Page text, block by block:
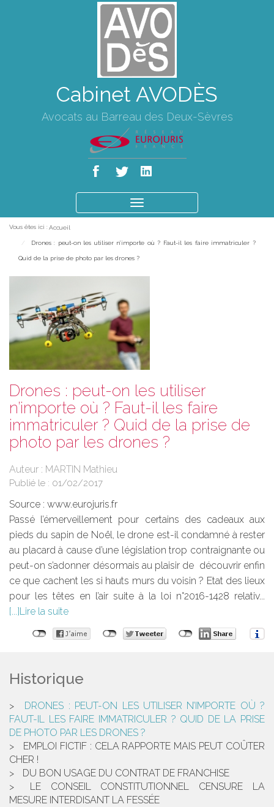
Cabinet AVODÈS
Avocats au Barreau des Deux-Sèvres
le
Vous êtes ici : Accueil
Drones : peut-on les utiliser n’importe où ? Faut-il les faire immatriculer ?
Quid de la prise de photo par les drones ?
Drones : peut-on les utiliser
n’importe où ? Faut-il les faire
immatriculer ? Quid de la prise de
photo par les drones ?
Auteur : MARTIN Mathieu
Publié le : 01/02/2017
Source : www.eurojuris.fr
Passé l’émerveillement pour certains des cadeaux aux
pieds du sapin de Noël, le drone est-il condamné à rester
au placard à cause d’une législation trop contraignante ou
peut-on s’adonner désormais au plaisir de découvrir enfin
ce que cachent les si hauts murs du voisin ? Etat des lieux
pour les têtes en l’air suite à la loi n°2016-1428 relativ...
Lire la suite
Historique
DRONES : PEUT-ON LES UTILISER N’IMPORTE OÙ ?
FAUT-IL LES FAIRE IMMATRICULER ? QUID DE LA PRISE
DE PHOTO PAR LES DRONES ?
EMPLOI FICTIF : CELA RAPPORTE MAIS PEUT COÛTER
CHER !
DU BON USAGE DU CONTRAT DE FRANCHISE
LE CONSEIL CONSTITUTIONNEL CENSURE LA
MESURE INTERDISANT LA FESSÉE